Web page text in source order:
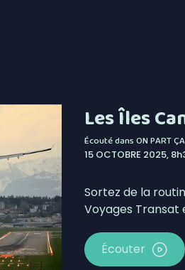
aises au mont Adstock, dès
l’Unicanvas ce weekend
à Thetford au cours
les dépenses de Christine
de l’Opération nationale
Frontenac au pas de
Les Îles
Écouté dansON PART
15 OCTOBRE 2025,
Sortez de la
Voyages
Écouter